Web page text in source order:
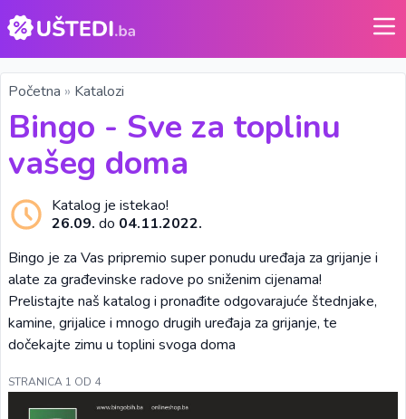
Početna » Katalozi
Bingo - Sve za toplinu
vašeg doma
Katalog je istekao!
26.09. do 04.11.2022.
Bingo je za Vas pripremio super ponudu uređaja za grijanje i
alate za građevinske radove po sniženim cijenama!
Prelistajte naš katalog i pronađite odgovarajuće štednjake,
kamine, grijalice i mnogo drugih uređaja za grijanje, te
dočekajte zimu u toplini svoga doma
STRANICA 1 OD 4